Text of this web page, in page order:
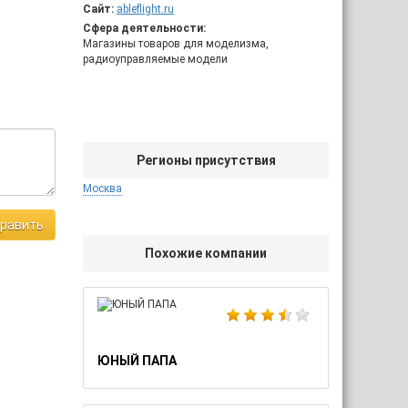
Сайт: ableflight.ru
Сфера деятельности:
Магазины товаров для моделизма,
радиоуправляемые модели
Регионы присутствия
Москва
Похожие компании
ЮНЫЙ ПАПА